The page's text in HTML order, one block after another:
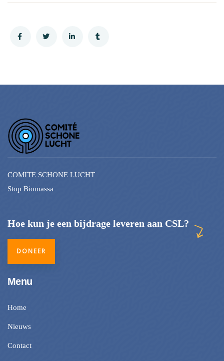
COMITE SCHONE LUCHT
Stop Biomassa
Hoe kun je een bijdrage leveren aan CSL?
DONEER
Menu
Home
Nieuws
Contact